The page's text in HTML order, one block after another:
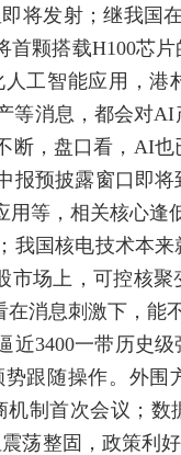
发射；继我国
颗搭载H100芯
工智能应用，港
等消息，都会对
断，盘口看，AI
报预披露窗口即
等，相关核心逢
国核电技术本来
场上，可控核
消息刺激下，能
3400一带历史级
跟随操作。外围
制首次会议；数
荡整固，政策利